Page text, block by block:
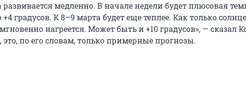
развивается медленно. В начале недели будет плюсовая
+4 градусов. К 8–9 марта будет еще теплее. Как только
нагреется. Может быть и +10 градусов», — сказал
это, по его словам, только примерные прогнозы.